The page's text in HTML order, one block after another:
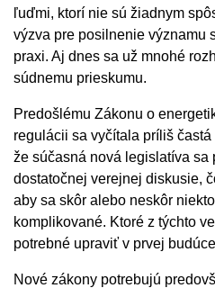
ľuďmi, ktorí nie sú žiadnym
výzva pre posilnenie významu
praxi. Aj dnes sa už mnohé
súdnemu prieskumu.
Predošlému Zákonu o
regulácii sa vyčítala príliš
že súčasná nová legislatíva sa
dostatočnej verejnej diskusie,
aby sa skôr alebo neskôr
komplikované. Ktoré z týchto
potrebné upraviť v prvej
Nové zákony potrebujú